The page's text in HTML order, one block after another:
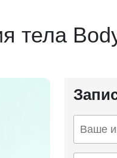
тела